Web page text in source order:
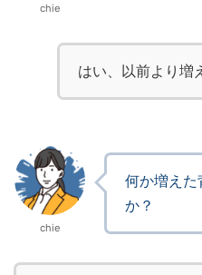
chie
はい、以前より増
chie
何か増えた
か？